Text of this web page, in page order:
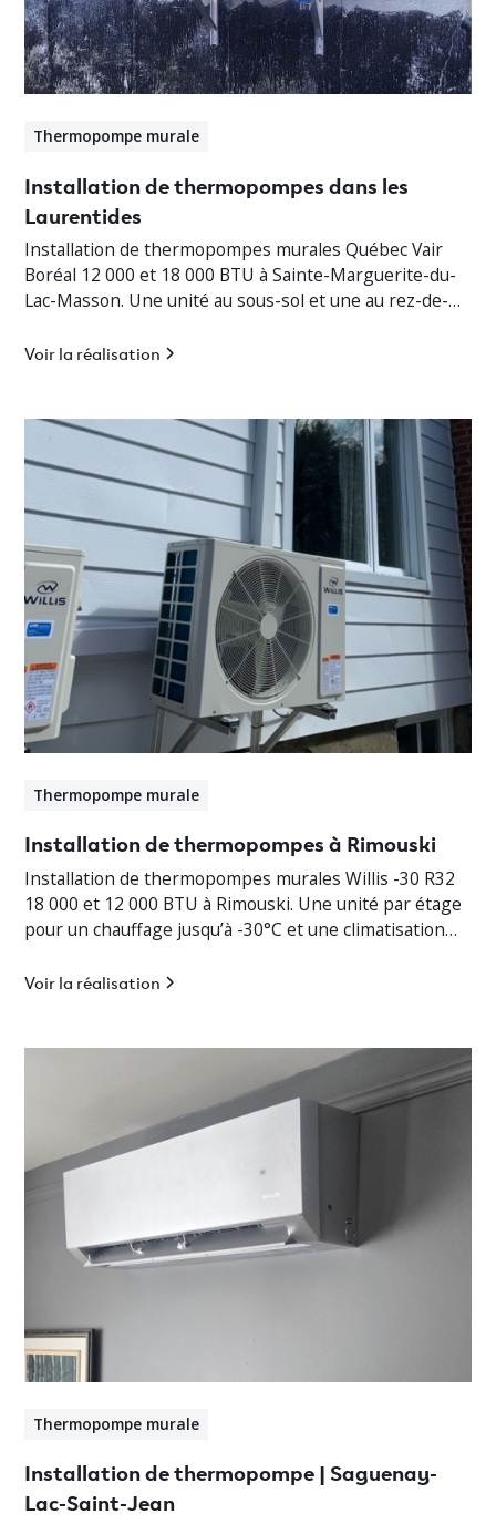
Thermopompe murale
Installation de thermopompes dans les
Laurentides
Installation de thermopompes murales Québec Vair
Boréal 12 000 et 18 000 BTU à Sainte-Marguerite-du-
Lac-Masson. Une unité au sous-sol et une au rez-de-
Voir la réalisation
Thermopompe murale
Installation de thermopompes à Rimouski
Installation de thermopompes murales Willis -30 R32
18 000 et 12 000 BTU à Rimouski. Une unité par étage
pour un chauffage jusqu’à -30°C et une climatisation
Voir la réalisation
Thermopompe murale
Installation de thermopompe | Saguenay-
Lac-Saint-Jean